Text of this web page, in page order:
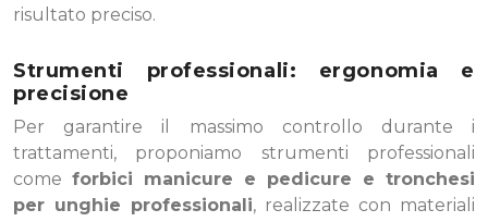
risultato preciso.
Strumenti professionali: ergonomia e
precisione
Per garantire il massimo controllo durante i
trattamenti, proponiamo strumenti professionali
come forbici manicure e pedicure e tronchesi
per unghie professionali, realizzate con materiali